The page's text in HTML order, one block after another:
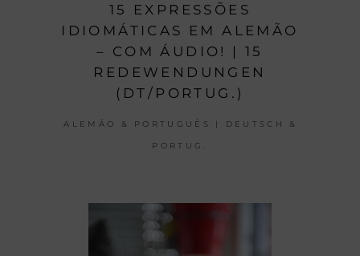
15 EXPRESSÕES
IDIOMÁTICAS EM ALEMÃO
– COM ÁUDIO! | 15
REDEWENDUNGEN
(DT/PORTUG.)
ALEMÃO & PORTUGUÊS | DEUTSCH &
PORTUG.